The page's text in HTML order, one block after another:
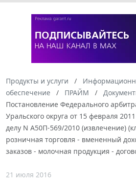
Продукты и услуги
обеспечение
ПРАЙМ
Постановление Федерального
Уральского округа от 15 февраля
делу N А50П-569/2010 (извлечение)
розничная торговля - вмененный
заказов - молочная продукция -
21 июля 2016